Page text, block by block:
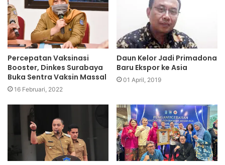
Percepatan Vaksinasi
Booster, Dinkes Surabaya
Buka Sentra Vaksin Massal
16 Februari, 2022
Daun Kelor Jadi Primadona
Baru Ekspor ke Asia
01 April, 2019